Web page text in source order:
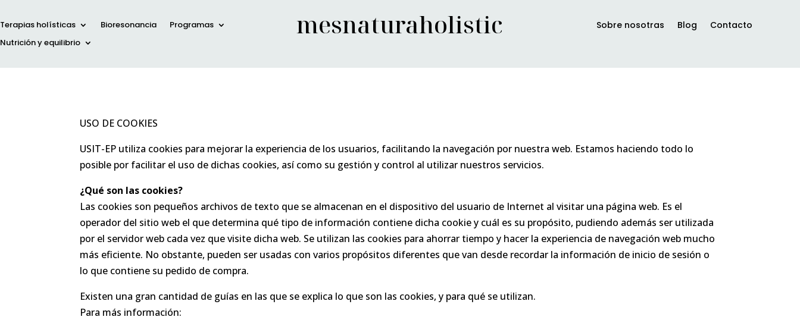
Terapias holísticas Bioresonancia
Programas
Nutrición y equilibrio
mesnaturaholistic Sobre nosotras Blog Contacto
USO DE COOKIES
USIT-EP utiliza cookies para mejorar la experiencia de los usuarios, facilitando la navegación por nuestra web. Estamos haciendo todo lo
posible por facilitar el uso de dichas cookies, así como su gestión y control al utilizar nuestros servicios.
¿Qué son las cookies?
Las cookies son pequeños archivos de texto que se almacenan en el dispositivo del usuario de Internet al visitar una página web. Es el
operador del sitio web el que determina qué tipo de información contiene dicha cookie y cuál es su propósito, pudiendo además ser utilizada
por el servidor web cada vez que visite dicha web. Se utilizan las cookies para ahorrar tiempo y hacer la experiencia de navegación web mucho
más eficiente. No obstante, pueden ser usadas con varios propósitos diferentes que van desde recordar la información de inicio de sesión o
lo que contiene su pedido de compra.
Existen una gran cantidad de guías en las que se explica lo que son las cookies, y para qué se utilizan.
Para más información: